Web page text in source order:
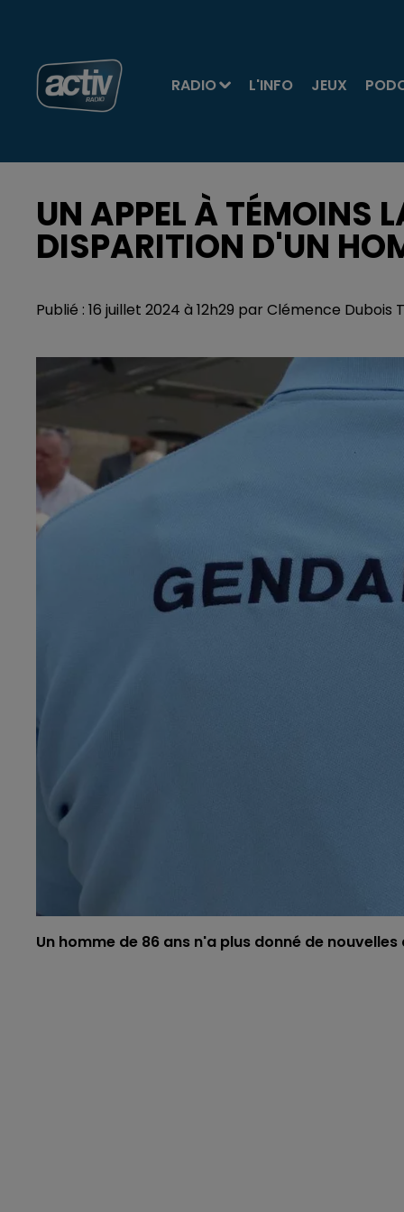
RADIO L'INFO JEUX
UN APPEL À TÉMOINS
DISPARITION D'UN
Publié : 16 juillet 2024 à 12h29 par Clémence Dubois
Un homme de 86 ans n'a plus donné de